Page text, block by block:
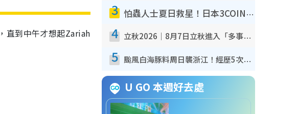
直到中午才想起Zariah
3 怕蟲人士夏日救星！日本3COINS爆紅驅蟲神器$45起 1招「全程免觸碰」輕鬆搞定小強
4 立秋2026｜8月7日立秋進入「多事之秋」 3件事唔做得！專家教6招開運 清枱頭／銀包納氣接好運
5 颱風白海豚料周日襲浙江！經歷5次「眼牆置換」極罕見 成登陸內地最長途颱風
U GO 本週好去處